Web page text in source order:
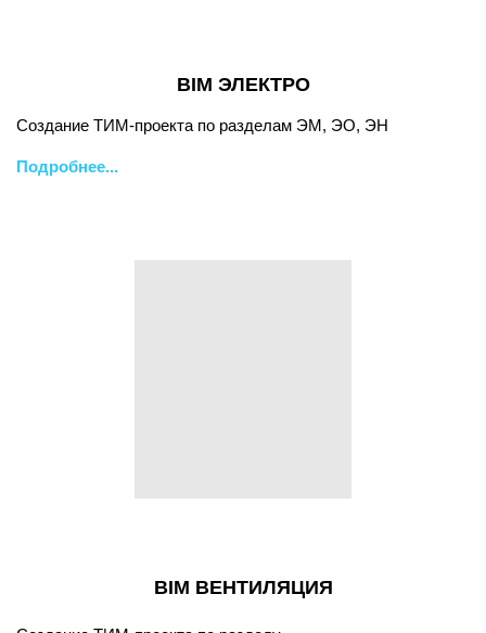
BIM ЭЛЕКТРО
Создание ТИМ-проекта по разделам ЭМ, ЭО, ЭН
Подробнее...
BIM ВЕНТИЛЯЦИЯ